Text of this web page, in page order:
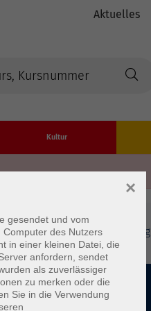
Aktuelles
Kultur
AGB/Widerrufsbelehrung
gesendet und vom
des Nutzers
in einer kleinen Datei, die
anfordern, sendet
als zuverlässiger
zu merken oder die
Sie in die Verwendung
×